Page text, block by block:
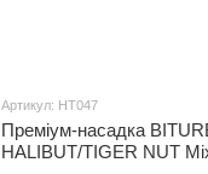
Артикул: HT047
Преміум-насадка
HALIBUT/TIGER NUT